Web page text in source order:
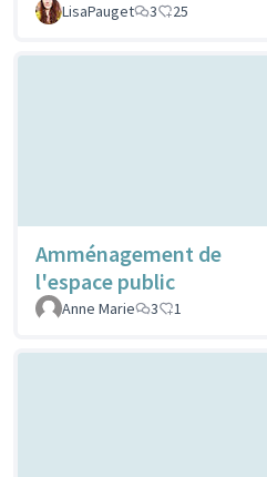
LisaPauget
3 25
Amménagement de
l'espace public
Anne Marie
3 1